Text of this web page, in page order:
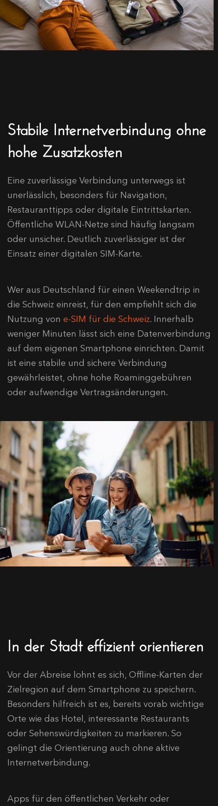
Stabile Internetverbindung ohne
hohe Zusatzkosten
Eine zuverlässige Verbindung unterwegs ist
unerlässlich, besonders für Navigation,
Restauranttipps oder digitale Eintrittskarten.
Öffentliche WLAN-Netze sind häufig langsam
oder unsicher. Deutlich zuverlässiger ist der
Einsatz einer digitalen SIM-Karte.
Wer aus Deutschland für einen Weekendtrip in
die Schweiz einreist, für den empfiehlt sich die
Nutzung von e-SIM für die Schweiz. Innerhalb
weniger Minuten lässt sich eine Datenverbindung
auf dem eigenen Smartphone einrichten. Damit
ist eine stabile und sichere Verbindung
gewährleistet, ohne hohe Roaminggebühren
oder aufwendige Vertragsänderungen.
In der Stadt effizient orientieren
Vor der Abreise lohnt es sich, Offline-Karten der
Zielregion auf dem Smartphone zu speichern.
Besonders hilfreich ist es, bereits vorab wichtige
Orte wie das Hotel, interessante Restaurants
oder Sehenswürdigkeiten zu markieren. So
gelingt die Orientierung auch ohne aktive
Internetverbindung.
Apps für den öffentlichen Verkehr oder